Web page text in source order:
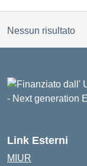
Nessun risultato
Link Esterni
MIUR